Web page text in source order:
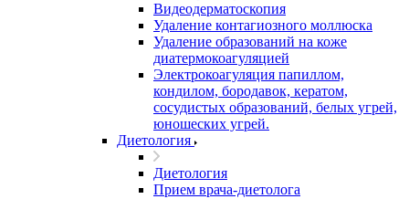
Видеодерматоскопия
Удаление контагиозного моллюска
Удаление образований на коже
диатермокоагуляцией
Электрокоагуляция папиллом,
кондилом, бородавок, кератом,
сосудистых образований, белых угрей,
юношеских угрей.
Диетология
Диетология
Прием врача-диетолога